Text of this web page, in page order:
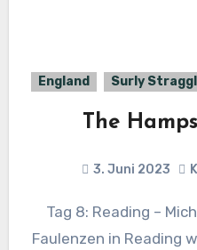
England Surly
The
3. Juni 2023
Tag 8: Reading – Micheldever 65 km Der Tag
Faulenzen in Reading